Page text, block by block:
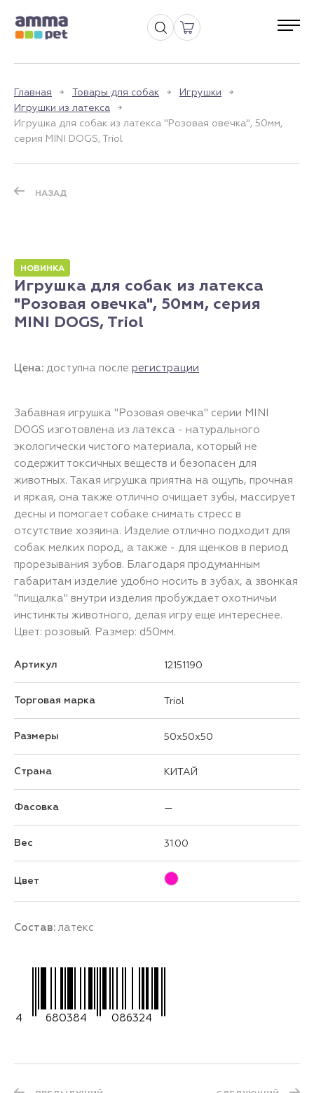
Главная Товары для собак
Игрушки
Игрушки из латекса
Игрушка для собак из латекса "Розовая овечка", 50мм,
серия MINI DOGS, Triol
НАЗАД
НОВИНКА
Игрушка для собак из латекса
"Розовая овечка", 50мм, серия
MINI DOGS, Triol
Цена: доступна после регистрации
Забавная игрушка "Розовая овечка" серии MINI
DOGS изготовлена из латекса - натурального
экологически чистого материала, который не
содержит токсичных веществ и безопасен для
животных. Такая игрушка приятна на ощупь, прочная
и яркая, она также отлично очищает зубы, массирует
десны и помогает собаке снимать стресс в
отсутствие хозяина. Изделие отлично подходит для
собак мелких пород, а также - для щенков в период
прорезывания зубов. Благодаря продуманным
габаритам изделие удобно носить в зубах, а звонкая
"пищалка" внутри изделия пробуждает охотничьи
инстинкты животного, делая игру еще интереснее.
Цвет: розовый. Размер: d50мм.
Артикул 12151190
Торговая марка Triol
Размеры 50x50x50
Страна КИТАЙ
Фасовка —
Вес 31.00
Цвет
Состав: латекс
4 680384 086324